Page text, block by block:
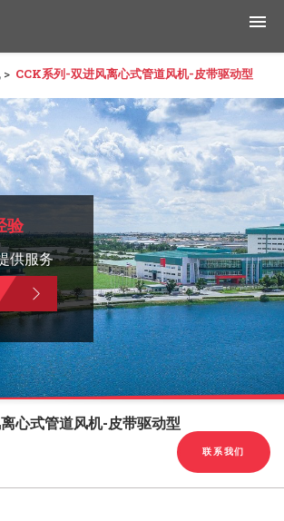
> CCK系列-双进风离心式管道风机-皮带驱动型
验
供服务
心式管道风机-皮带驱动型
联系我们